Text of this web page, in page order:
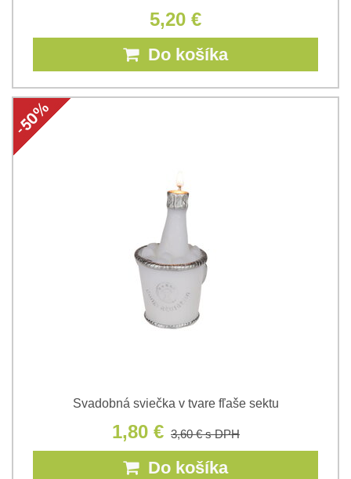
5,20 €
Do košíka
Svadobná sviečka v tvare fľaše sektu
1,80 € 3,60 €s DPH
Do košíka